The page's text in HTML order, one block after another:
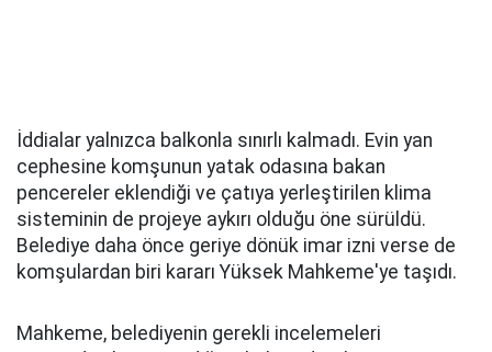
İddialar yalnızca balkonla sınırlı kalmadı. Evin yan
cephesine komşunun yatak odasına bakan
pencereler eklendiği ve çatıya yerleştirilen klima
sisteminin de projeye aykırı olduğu öne sürüldü.
Belediye daha önce geriye dönük imar izni verse de
komşulardan biri kararı Yüksek Mahkeme'ye taşıdı.
Mahkeme, belediyenin gerekli incelemeleri